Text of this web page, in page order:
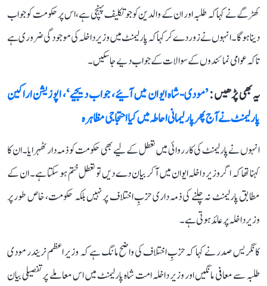
کھڑگے نے کہا کہ طلبہ اور ان کے والدین کو جو تکلیف پہنچی ہے، اس پر حکومت کو جواب
دینا ہوگا۔ انہوں نے زور دے کر کہا کہ پارلیمنٹ میں وزیر داخلہ کی موجودگی ضروری ہے
تاکہ عوامی نمائندوں کے سوالات کے جواب دیے جا سکیں۔
یہ بھی پڑھیں :’مودی-شاہ ایوان میں آئیے، جواب دیجیے‘، اپوزیشن اراکین
پارلیمنٹ نے آج پھر پارلیمانی احاطہ میں کیا احتجاجی مظاہرہ
انہوں نے پارلیمنٹ کی کارروائی میں تعطل کے لیے بھی حکومت کو ذمہ دار ٹھہرایا۔ ان کا
کہنا تھا کہ اگر وزیر داخلہ ایوان میں آ کر بیان دے دیں تو تعطل ختم ہو سکتا ہے۔ ان کے
مطابق پارلیمنٹ نہ چلنے کی ذمہ داری حزبِ اختلاف پر نہیں بلکہ حکومت، خاص طور پر
وزیر داخلہ پر عائد ہوتی ہے۔
کانگریس صدر نے کہا کہ حزبِ اختلاف کی واضح مانگ ہے کہ وزیر اعظم نریندر مودی
طلبہ سے معافی مانگیں اور وزیر داخلہ امت شاہ پارلیمنٹ میں اس معاملے پر تفصیلی بیان